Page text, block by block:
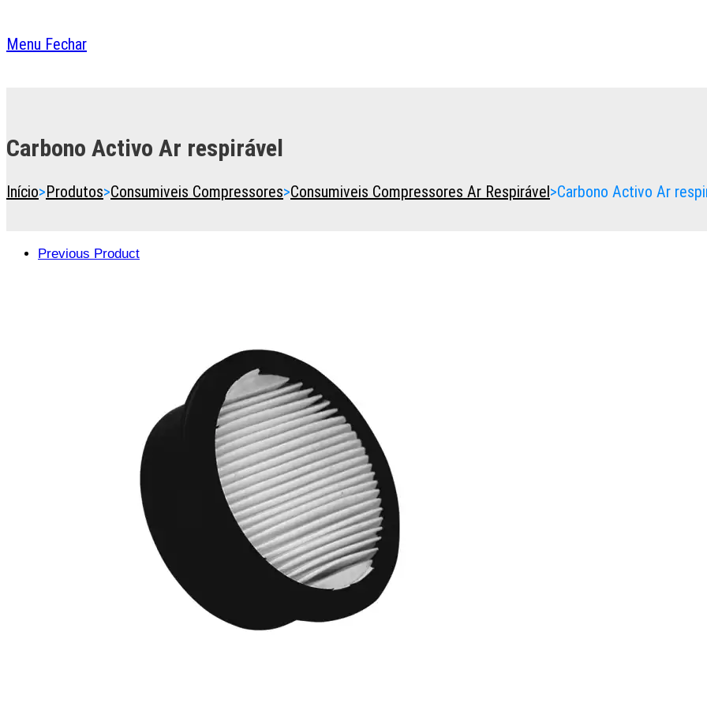
Menu Fechar
to
or
collapse
Carbono Activo Ar respirável
Início>Produtos>Consumiveis Compressores>Consumiveis Compressores Ar Respirável>Carbono Activo Ar
Previous Product